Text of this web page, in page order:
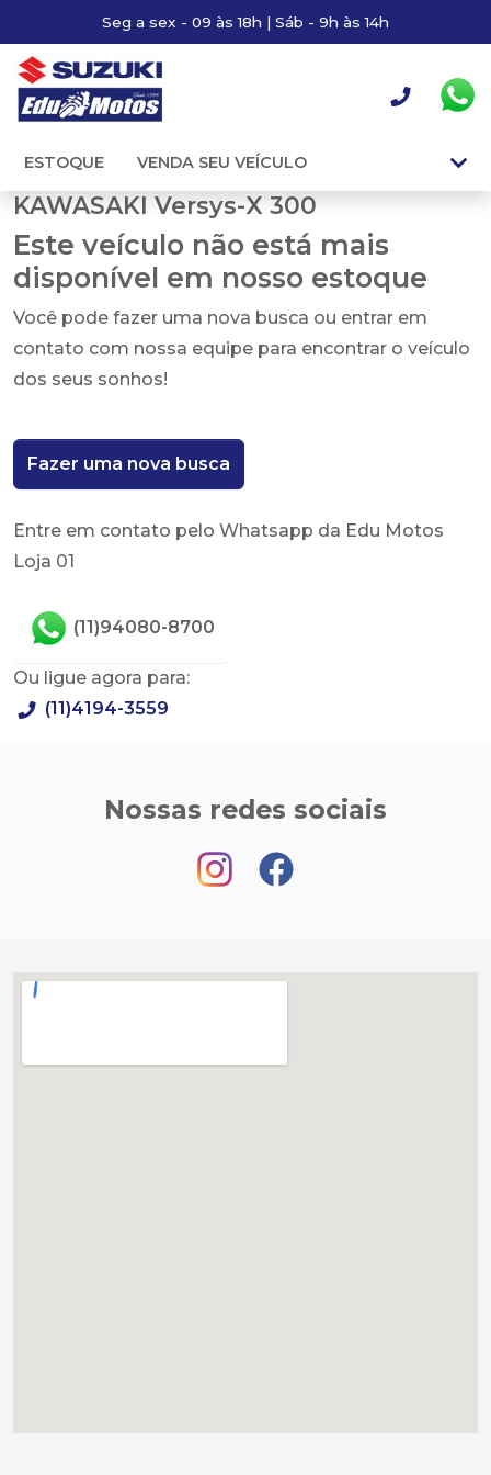
Seg a sex - 09 às 18h | Sáb - 9h às 14h
ESTOQUE VENDA SEU VEÍCULO
KAWASAKI Versys-X 300
Este veículo não está mais
disponível em nosso estoque
Você pode fazer uma nova busca ou entrar em
contato com nossa equipe para encontrar o veículo
dos seus sonhos!
Fazer uma nova busca
Entre em contato pelo Whatsapp da Edu Motos
Loja 01
(11)94080-8700
Ou ligue agora para:
(11)4194-3559
Nossas redes sociais